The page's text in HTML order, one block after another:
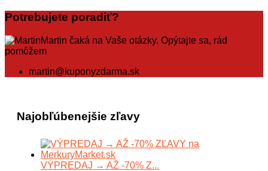
Potrebujete poradiť?
Martin čaká na Vaše otázky. Opýtajte sa, rád
pomôžem
martin@kuponyzdarma.sk
Najobľúbenejšie zľavy
VÝPREDAJ → AŽ -70% Z...